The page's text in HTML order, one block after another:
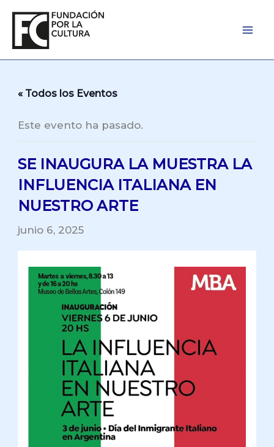
contenido
« Todos los Eventos
Este evento ha pasado.
SE INAUGURA LA MUESTRA LA
INFLUENCIA ITALIANA EN
NUESTRO ARTE
junio 6, 2025